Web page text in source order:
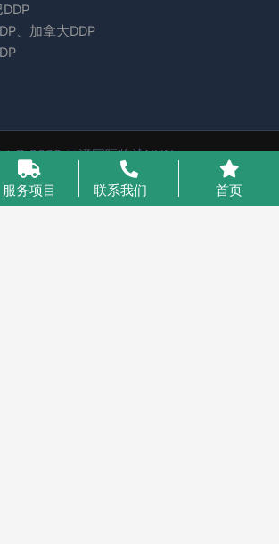
、加拿大DDP
© 2026 云泽国际物流YUNcargo
粤ICP备2023046221号-1
服务项目 联系我们 首页